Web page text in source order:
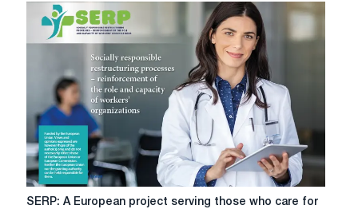
SERP:
SERP: A European project serving those who care for